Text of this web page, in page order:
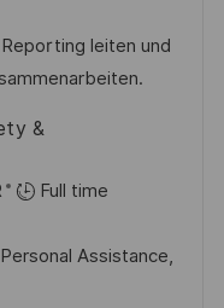
e
r
f
e
leiten und
&
Full time
Assistance,